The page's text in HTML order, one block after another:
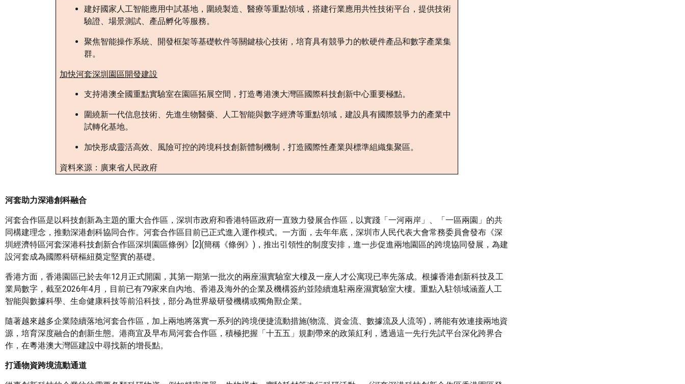
建好國家人工智能應用中試基地，圍繞製造、醫療等重點領域，搭建行業應用共性技術平台，提供技術
驗證、場景測試、產品孵化等服務。
聚焦智能操作系統、開發框架等基礎軟件等關鍵核心技術，培育具有競爭力的軟硬件產品和數字產業集
群。
加快河套深圳園區開發建設
支持港澳全國重點實驗室在園區拓展空間，打造粵港澳大灣區國際科技創新中心重要極點。
圍繞新一代信息技術、先進生物醫藥、人工智能與數字經濟等重點領域，建設具有國際競爭力的產業中
試轉化基地。
加快形成靈活高效、風險可控的跨境科技創新體制機制，打造國際性產業與標準組織集聚區。
資料來源：廣東省人民政府
河套助力深港創科融合
河套合作區是以科技創新為主題的重大合作區，深圳市政府和香港特區政府一直致力發展合作區，以實踐「一河兩岸」、「一區兩園」的共
同構建理念，推動深港創科協同合作。河套合作區目前已正式進入運作模式。一方面，去年年底，深圳市人民代表大會常務委員會發布《深
圳經濟特區河套深港科技創新合作區深圳園區條例》[2](簡稱《條例》)，推出引領性的制度安排，進一步促進兩地園區的跨境協同發展，為建
設河套成為國際科研樞紐奠定堅實的基礎。
香港方面，香港園區已於去年12月正式開園，其第一期第一批次的兩座濕實驗室大樓及一座人才公寓現已率先落成。根據香港創新科技及工
業局數字，截至2026年4月，目前已有79家來自內地、香港及海外的企業及機構簽約並陸續進駐兩座濕實驗室大樓。重點入駐領域涵蓋人工
智能與數據科學、生命健康科技等前沿科技，部分為世界級研發機構或獨角獸企業。
隨著越來越多企業陸續落地河套合作區，加上兩地將落實一系列的跨境便捷流動措施(物流、資金流、數據流及人流等)，將能有效連接兩地資
源，培育深度融合的創新生態。港商宜及早布局河套合作區，積極把握「十五五」規劃帶來的政策紅利，透過這一先行先試平台深化跨界合
作，在粵港澳大灣區建設中尋找新的增長點。
打通物資跨境流動通道